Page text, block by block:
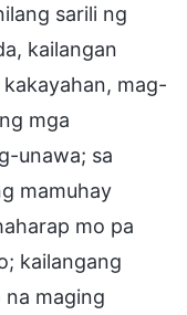
sarili ng
kailangan
mag-
mga
unawa; sa
mamuhay
mo pa
kailangang
na maging